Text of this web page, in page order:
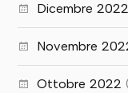
Dicembre 2022
Novembre
Ottobre 2022